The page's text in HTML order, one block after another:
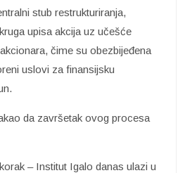
stub restrukturiranja,
upisa akcija uz učešće
čime su obezbijeđena
uslovi za finansijsku
da završetak ovog procesa
– Institut Igalo danas ulazi u